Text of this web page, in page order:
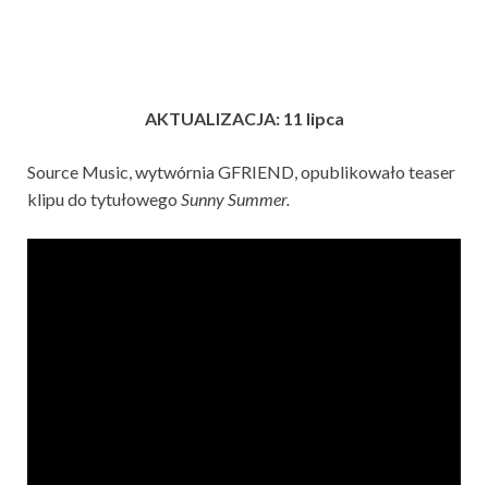
AKTUALIZACJA: 11 lipca
Source Music, wytwórnia GFRIEND, opublikowało teaser
klipu do tytułowego Sunny Summer.